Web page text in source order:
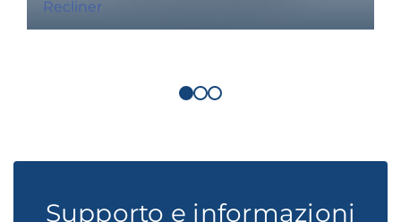
Recliner
Supporto e informazioni